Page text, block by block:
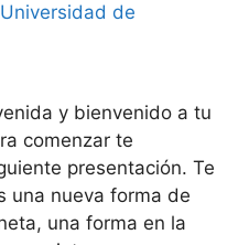
Universidad de
y bienvenido a tu
comenzar te
presentación. Te
una nueva forma de
una forma en la